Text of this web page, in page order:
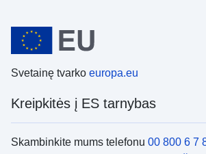
Svetainę tvarko europa.eu
Kreipkitės į ES tarnybas
Skambinkite mums telefonu 00 800 6 7